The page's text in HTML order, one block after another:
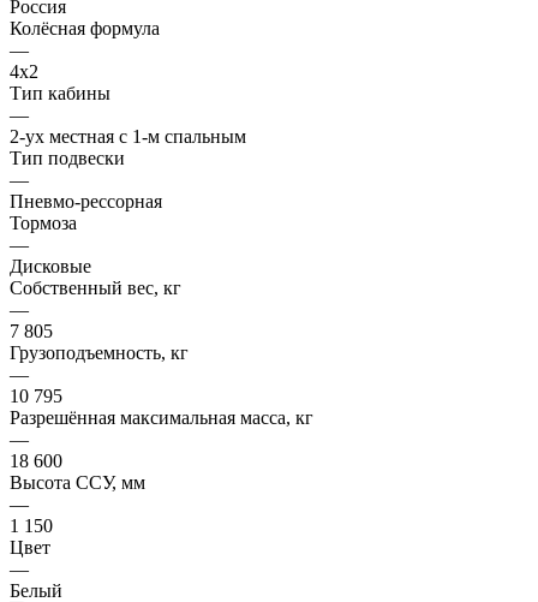
Россия
Колёсная формула
—
4x2
Тип кабины
—
2-ух местная с 1-м спальным
Тип подвески
—
Пневмо-рессорная
Тормоза
—
Дисковые
Собственный вес, кг
—
7 805
Грузоподъемность, кг
—
10 795
Разрешённая максимальная масса, кг
—
18 600
Высота ССУ, мм
—
1 150
Цвет
—
Белый